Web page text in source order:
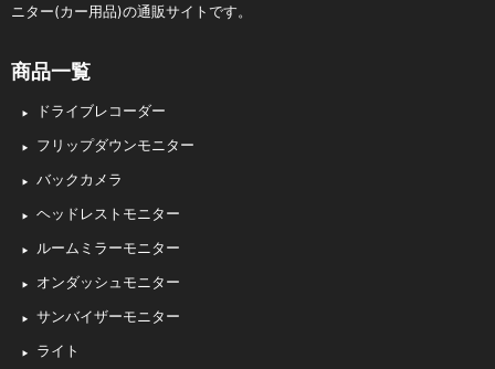
ニター(カー用品)の通販サイトです。
商品一覧
ドライブレコーダー
フリップダウンモニター
バックカメラ
ヘッドレストモニター
ルームミラーモニター
オンダッシュモニター
サンバイザーモニター
ライト